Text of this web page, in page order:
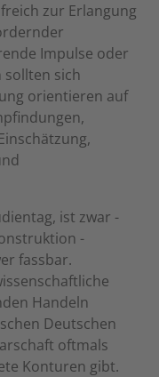
zur Erlangung
Impulse oder
sollten sich
orientieren auf
ist zwar -
-
fassbar.
Handeln
Deutschen
oftmals
Konturen gibt.